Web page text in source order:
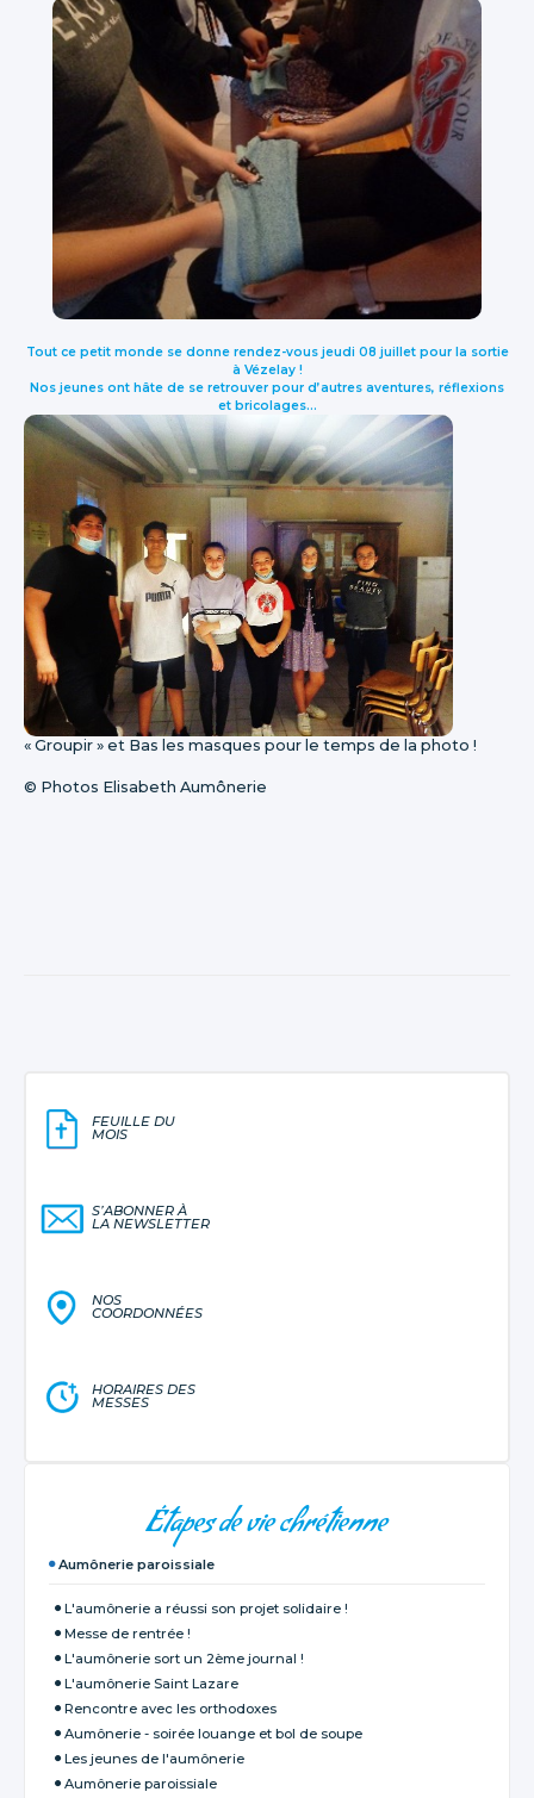
Tout ce petit monde se donne rendez-vous jeudi 08 juillet pour la sortie
à Vézelay !
Nos jeunes ont hâte de se retrouver pour d’autres aventures, réflexions
et bricolages…
« Groupir » et Bas les masques pour le temps de la photo !
© Photos Elisabeth Aumônerie
FEUILLE DU
MOIS
S’ABONNER À
LA NEWSLETTER
NOS
COORDONNÉES
HORAIRES DES
MESSES
Étapes de vie chrétienne
Aumônerie paroissiale
L'aumônerie a réussi son projet solidaire !
Messe de rentrée !
L'aumônerie sort un 2ème journal !
L'aumônerie Saint Lazare
Rencontre avec les orthodoxes
Aumônerie - soirée louange et bol de soupe
Les jeunes de l'aumônerie
Aumônerie paroissiale